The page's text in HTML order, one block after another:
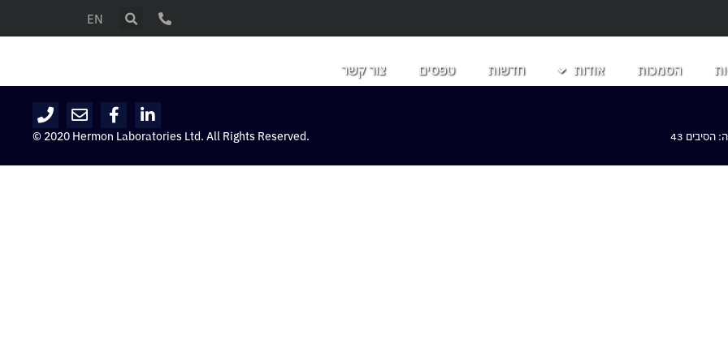
EN
הסמכות אודות חדשות טפסים צור קשר
43
© 2020 Hermon Laboratories Ltd. All Rights Reserved.